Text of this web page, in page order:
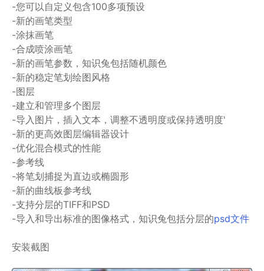
-您可以自定义包含100多项预设
-新的画笔类型
-涂抹画笔
-合成喷涂画笔
-新的画笔参数，知识兔包括随机颜色
-新的稳定笔划绘图风格
-图层
-建立和管理多个图层
-导入图片，插入文本，调整不透明度或保持透明度'
-新的更高效图层编辑器设计
-优化混合模式的性能
-参考线
-将笔划捕捉为直边或椭圆形
-新的曲线板参考线
-支持分层的TIFF和PSD
-导入和导出标准的图像格式，知识兔包括分层的psd文件
安装截图